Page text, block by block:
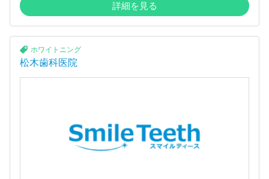
詳細を見る
ホワイトニング
松木歯科医院